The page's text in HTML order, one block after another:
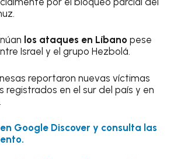
los ataques en Líbano pese
Israel y el grupo Hezbolá.
reportaron nuevas víctimas
registrados en el sur del país y en
Google Discover y consulta las